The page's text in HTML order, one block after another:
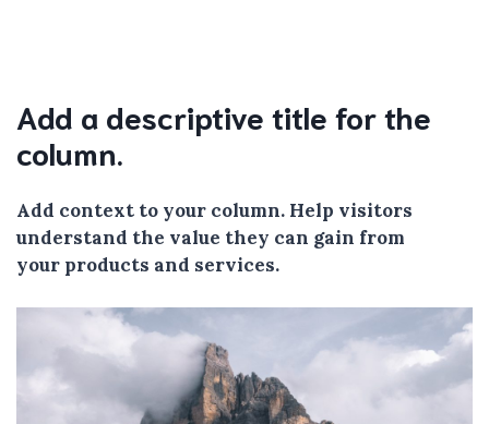
Add a descriptive title for the
column.
Add context to your column. Help visitors
understand the value they can gain from
your products and services.